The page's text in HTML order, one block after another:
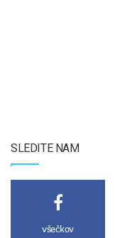
SLEDITE NAM
všečkov